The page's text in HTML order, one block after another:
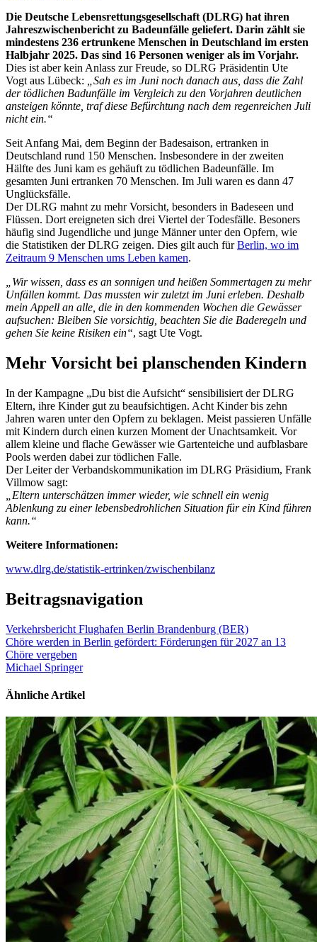
Die Deutsche Lebensrettungsgesellschaft (DLRG) hat ihren
Jahreszwischenbericht zu Badeunfälle geliefert. Darin zählt sie
mindestens 236 ertrunkene Menschen in Deutschland im ersten
Halbjahr 2025. Das sind 16 Personen weniger als im Vorjahr.
Dies ist aber kein Anlass zur Freude, so DLRG Präsidentin Ute
Vogt aus Lübeck:
„Sah es im Juni noch danach aus, dass die Zahl
der tödlichen Badunfälle im Vergleich zu den Vorjahren deutlichen
ansteigen könnte, traf diese Befürchtung nach dem regenreichen Juli
nicht ein.“
Seit Anfang Mai, dem Beginn der Badesaison, ertranken in
Deutschland rund 150 Menschen. Insbesondere in der zweiten
Hälfte des Juni kam es gehäuft zu tödlichen Badeunfälle. Im
gesamten Juni ertranken 70 Menschen. Im Juli waren es dann 47
Unglücksfälle.
Der DLRG mahnt zu mehr Vorsicht, besonders in Badeseen und
Flüssen. Dort ereigneten sich drei Viertel der Todesfälle. Besoners
häufig sind Jugendliche und junge Männer unter den Opfern, wie
die Statistiken der DLRG zeigen. Dies gilt auch fürBerlin, wo im
Zeitraum 9 Menschen ums Leben kamen.
„Wir wissen, dass es an sonnigen und heißen Sommertagen zu mehr
Unfällen kommt. Das mussten wir zuletzt im Juni erleben. Deshalb
mein Appell an alle, die in den kommenden Wochen die Gewässer
aufsuchen: Bleiben Sie vorsichtig, beachten Sie die Baderegeln und
gehen Sie keine Risiken ein“, sagt Ute Vogt.
Mehr Vorsicht bei planschenden Kindern
In der Kampagne „Du bist die Aufsicht“ sensibilisiert der DLRG
Eltern, ihre Kinder gut zu beaufsichtigen. Acht Kinder bis zehn
Jahren waren unter den Opfern zu beklagen. Meist passieren Unfälle
mit Kindern durch einen kurzen Moment der Unachtsamkeit. Vor
allem kleine und flache Gewässer wie Gartenteiche und aufblasbare
Pools werden dabei zur tödlichen Falle.
Der Leiter der Verbandskommunikation im DLRG Präsidium, Frank
Villmow sagt:
„Eltern unterschätzen immer wieder, wie schnell ein wenig
Ablenkung zu einer lebensbedrohlichen Situation für ein Kind führen
kann.“
Weitere Informationen:
www.dlrg.de/statistik-ertrinken/zwischenbilanz
Beitragsnavigation
Verkehrsbericht Flughafen Berlin Brandenburg (BER)
Chöre werden in Berlin gefördert: Förderungen für 2027 an 13
Chöre vergeben
Michael Springer
Ähnliche Artikel